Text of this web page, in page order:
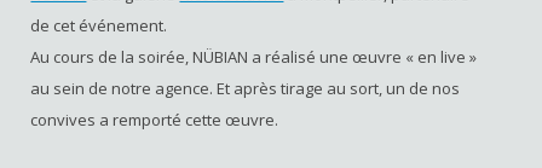
de cet événement.
Au cours de la soirée, NÜBIAN a réalisé une œuvre « en live »
au sein de notre agence. Et après tirage au sort, un de nos
convives a remporté cette œuvre.